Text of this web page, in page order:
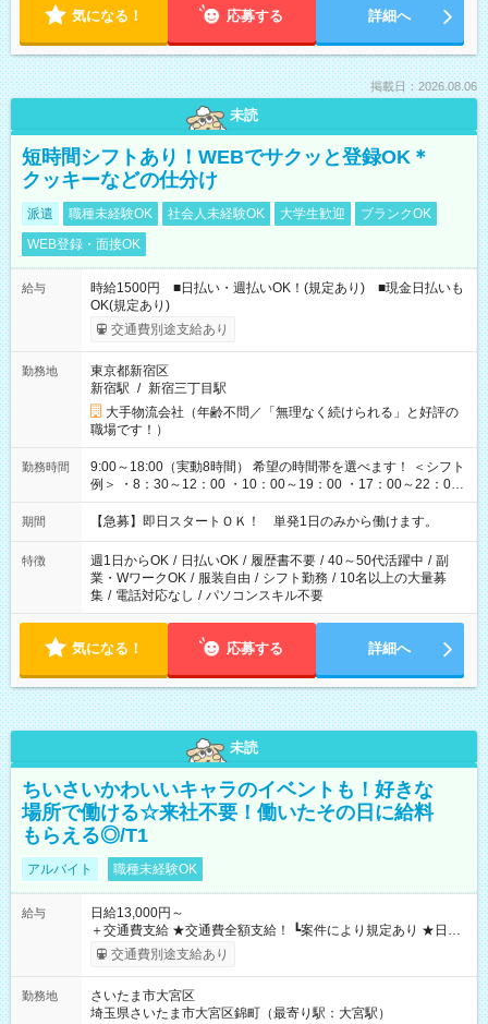
気になる！ 応募する 詳細へ
掲載日：2026.08.06
未読
短時間シフトあり！WEBでサクッと登録OK＊
クッキーなどの仕分け
派遣 職種未経験OK 社会人未経験OK 大学生歓迎
ブランクOK
WEB登録・面接OK
給与
時給1500円 ■日払い・週払いOK！(規定あり) ■現金日払いも
OK(規定あり)
交通費別途支給あり
勤務地
東京都新宿区
新宿駅 / 新宿三丁目駅
大手物流会社（年齢不問／「無理なく続けられる」と好評の
職場です！）
勤務時間
9:00～18:00（実動8時間） 希望の時間帯を選べます！ ＜シフト
例＞ ・8：30～12：00 ・10：00～19：00 ・17：00～22：00
・13：00～22：00 ・22：00～翌6：00 など
期間 【急募】即日スタートＯＫ！ 単発1日のみから働けます。
特徴 週1日からOK / 日払いOK / 履歴書不要 / 40～50代活躍中 / 副
業・WワークOK / 服装自由 / シフト勤務 / 10名以上の大量募
集 / 電話対応なし / パソコンスキル不要
気になる！ 応募する 詳細へ
未読
ちいさいかわいいキャラのイベントも！好きな
場所で働ける☆来社不要！働いたその日に給料
もらえる◎/T1
アルバイト 職種未経験OK
給与
日給13,000円～
＋交通費支給 ★交通費全額支給！ ┗案件により規定あり ★日払
いOK！（規定あり） ┗働いたその日に現金GET♪ お仕事後はコ
ンビニATMから 日払い分を引き落とせます！ 【試用期間】試
交通費別途支給あり
勤務地
さいたま市大宮区
埼玉県さいたま市大宮区錦町（最寄り駅：大宮駅）